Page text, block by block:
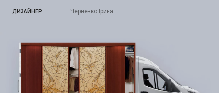
ДИЗАЙНЕР Черненко Ірина